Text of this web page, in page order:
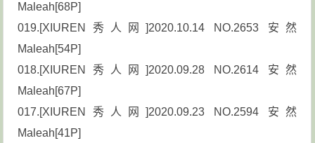
Maleah[68P]
019.[XIUREN秀人网]2020.10.14 NO.2653 安然
Maleah[54P]
018.[XIUREN秀人网]2020.09.28 NO.2614 安然
Maleah[67P]
017.[XIUREN秀人网]2020.09.23 NO.2594 安然
Maleah[41P]